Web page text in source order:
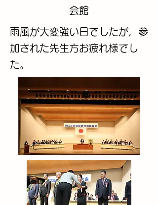
会館
​雨風が大変強い日でしたが，参
加された先生方お疲れ様でし
た。